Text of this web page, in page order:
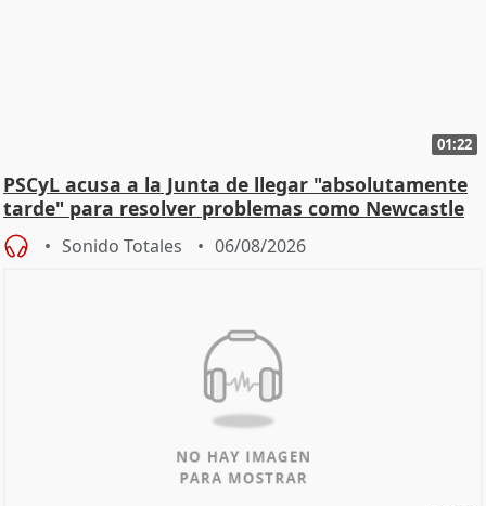
01:22
PSCyL acusa a la Junta de llegar "absolutamente
tarde" para resolver problemas como Newcastle
Sonido Totales 06/08/2026